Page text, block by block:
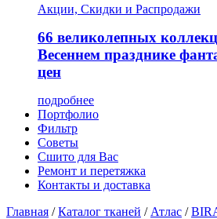
Акции, Скидки и Распродажи
66 великолепных
Весеннем празднике
цен
подробнее
Портфолио
Фильтр
Советы
Сшито для Вас
Ремонт и перетяжка
Контакты и доставка
Главная / Каталог тканей / Атлас /